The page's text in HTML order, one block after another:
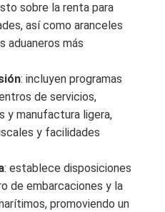
sobre la renta para
así como aranceles
aduaneros más
: incluyen programas
de servicios,
y manufactura ligera,
y facilidades
: establece disposiciones
de embarcaciones y la
promoviendo un